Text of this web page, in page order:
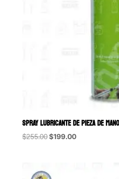
SPRAY LUBRICANTE DE PIEZA DE
$255.00Original
$199.00Current